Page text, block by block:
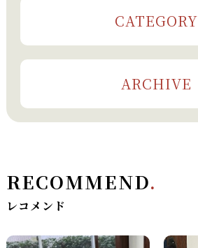
CATEGORY
ARCHIVE
RECOMMEND.
レコメンド